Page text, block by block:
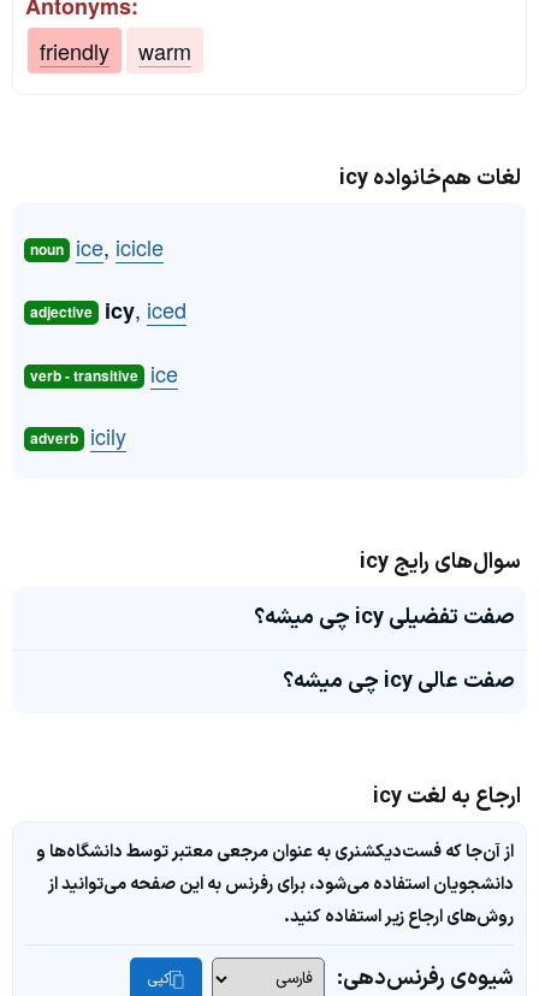
friendly
warm
لغات هم‌خانواده icy
noun ice, icicle
adjective icy, iced
verb - transitive ice
adverb icily
سوال‌های رایج icy
صفت تفضیلی icy چی میشه؟
صفت عالی icy چی میشه؟
ارجاع به لغت icy
از آن‌جا که فست‌دیکشنری به عنوان مرجعی معتبر توسط دانشگاه‌ها و
دانشجویان استفاده می‌شود، برای رفرنس به این صفحه می‌توانید از
روش‌های ارجاع زیر استفاده کنید.
شیوه‌ی رفرنس‌دهی: کپی